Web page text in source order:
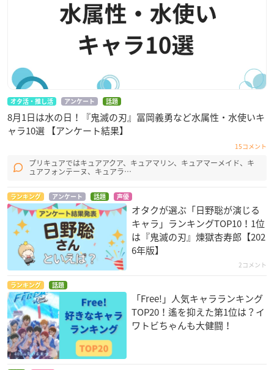
オタ活・推し活 アンケート 話題
8月1日は水の日！『鬼滅の刃』冨岡義勇など水属性・水使いキ
ャラ10選 【アンケート結果】
15コメント
プリキュアではキュアアクア、キュアマリン、キュアマーメイド、キ
ュアフォンテーヌ、キュアラ…
ランキング アンケート 話題 声優
オタクが選ぶ「日野聡が演じる
キャラ」ランキングTOP10！1位
は『鬼滅の刃』煉󠄁獄杏寿郎【202
6年版】
2コメント
ランキング 話題
「Free!」人気キャラランキング
TOP20！遙を抑えた第1位は？イ
ワトビちゃんも大健闘！